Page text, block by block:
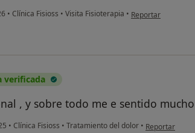
• Clínica Fisioss • Visita Fisioterapia • en opinión del
Reportar
verificada
, y sobre todo me e sentido
• Clínica Fisioss • Tratamiento del dolor • en opinión del
Reportar